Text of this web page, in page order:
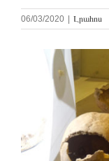
06/03/2020 Լրահոս